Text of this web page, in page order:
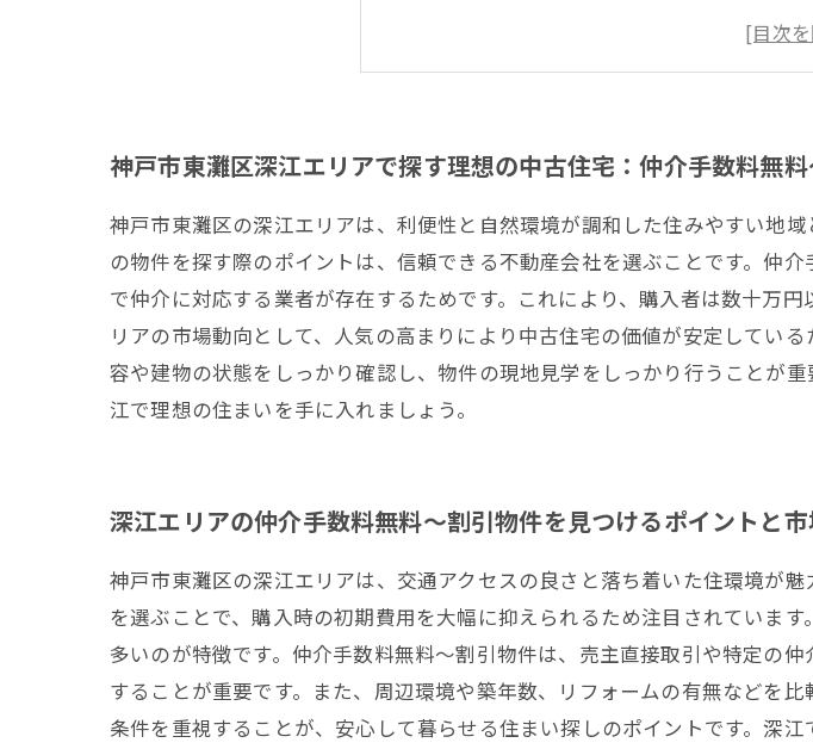
実際に深江で仲介手数料無料中古住宅を
契約時に気をつけたい仲介手数料無料物
神戸市東灘区深江エリアで探す理想の中古住宅：仲介手数料無
神戸市東灘区の深江エリアは、利便性と自然環境が調和した住みやすい地
の物件を探す際のポイントは、信頼できる不動産会社を選ぶことです。仲
で仲介に対応する業者が存在するためです。これにより、購入者は数十万
リアの市場動向として、人気の高まりにより中古住宅の価値が安定してい
容や建物の状態をしっかり確認し、物件の現地見学をしっかり行うことが
江で理想の住まいを手に入れましょう。
深江エリアの仲介手数料無料～割引物件を見つけるポイントと
神戸市東灘区の深江エリアは、交通アクセスの良さと落ち着いた住環境が
を選ぶことで、購入時の初期費用を大幅に抑えられるため注目されていま
多いのが特徴です。仲介手数料無料～割引物件は、売主直接取引や特定の
することが重要です。また、周辺環境や築年数、リフォームの有無などを
条件を重視することが、安心して暮らせる住まい探しのポイントです。深